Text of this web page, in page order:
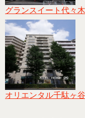
グランスイート代々木
オリエンタル千駄ヶ谷